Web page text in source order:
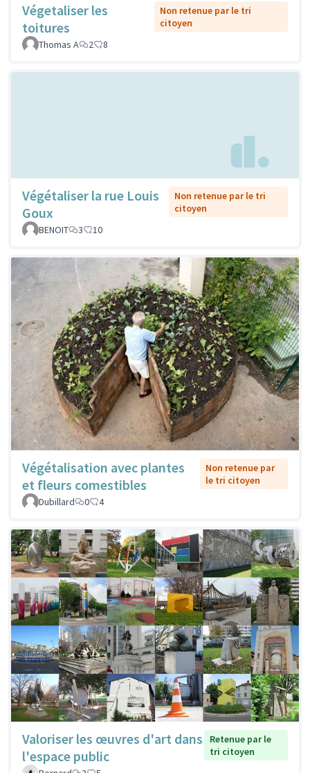
Végetaliser les
toitures
Non retenue par le tri
citoyen
Thomas A
2 8
Végétaliser la rue Louis
Goux
Non retenue par le tri
citoyen
BENOIT
3 10
Végétalisation avec plantes
et fleurs comestibles
Non retenue par
le tri citoyen
Dubillard
0 4
Valoriser les œuvres d'art dans
l'espace public
Retenue par le
tri citoyen